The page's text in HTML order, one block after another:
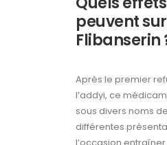
peuvent
Flibanserin
Après le premier
l’addyi, ce
sous divers noms
différentes